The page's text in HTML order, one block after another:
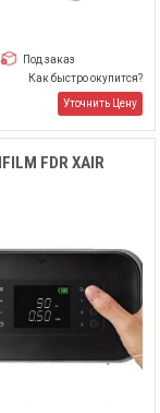
Под заказ
Как быстро окупится?
Уточнить Цену
FDR XAIR